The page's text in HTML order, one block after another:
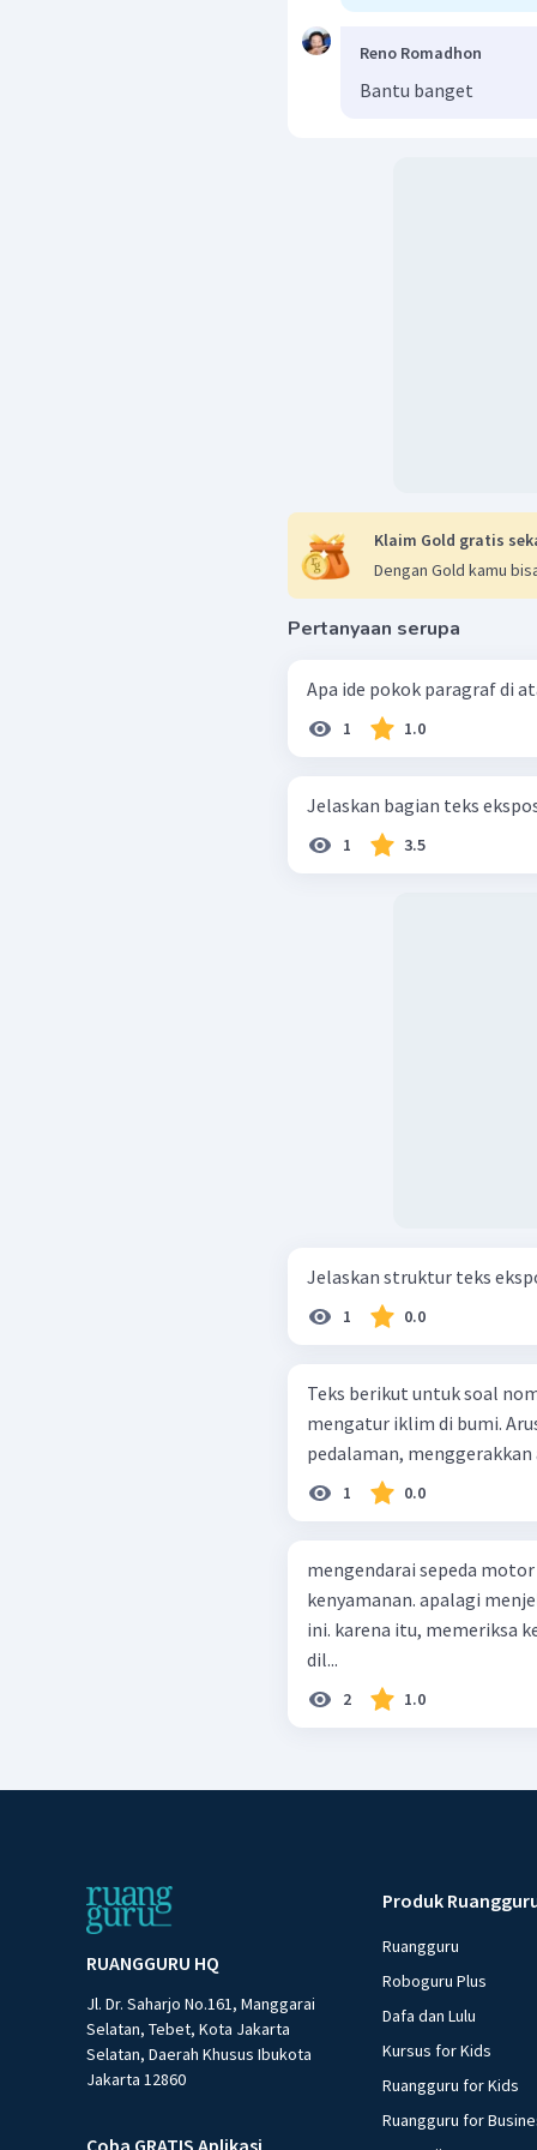
Reno Romadhon
Bantu banget
Klaim Gold gratis
Dengan Gold kamu
Pertanyaan serupa
Apa ide pokok paragraf di
1 1.0
Jelaskan bagian teks
1 3.5
Jelaskan struktur teks
1 0.0
Teks berikut untuk soal nomor 13 dan 14 Laut
mengatur iklim di bumi.
pedalaman,
1 0.0
mengendarai sepeda
kenyamanan. apalagi
ini. karena itu, memeriksa
dil...
2 1.0
RUANGGURU HQ
Jl. Dr. Saharjo No.161, Manggarai
Selatan, Tebet, Kota Jakarta
Selatan, Daerah Khusus Ibukota
Jakarta 12860
Coba GRATIS Aplikasi
Produk
Ruangguru
Roboguru Plus
Dafa dan Lulu
Kursus for Kids
Ruangguru for Kids
Ruangguru for